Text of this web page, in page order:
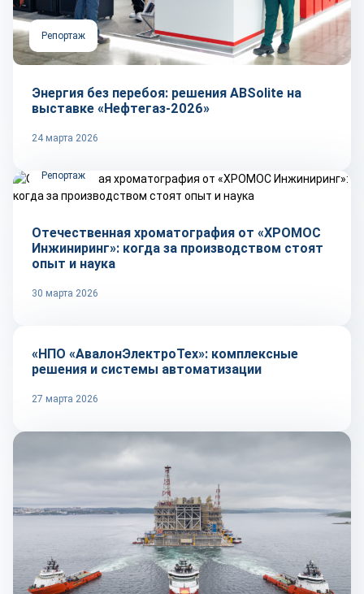
Репортаж
Энергия без перебоя: решения ABSolite на
выставке «Нефтегаз-2026»
24 марта 2026
Репортаж
Отечественная хроматография от «ХРОМОС
Инжиниринг»: когда за производством стоят
опыт и наука
30 марта 2026
Репортаж
«НПО «АвалонЭлектроТех»: комплексные
решения и системы автоматизации
27 марта 2026